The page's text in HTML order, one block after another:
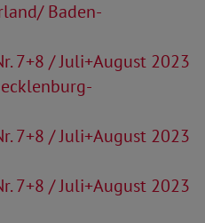
Baden-
7+8 / Juli+August 2023
7+8 / Juli+August 2023
7+8 / Juli+August 2023